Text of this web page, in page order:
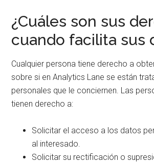
¿Cuáles son sus
cuando facilita sus
Cualquier persona tiene derecho a
sobre si en Analytics Lane se están
personales que le conciernen. Las
tienen derecho a:
Solicitar el acceso a los datos
al interesado.
Solicitar su rectificación o